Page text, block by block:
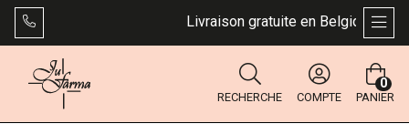
Livraison gratuite en Belgique dès
RECHERCHE COMPTE PANIER
0